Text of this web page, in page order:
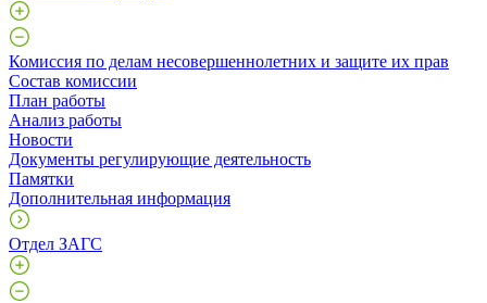
Комиссия по делам несовершеннолетних и защите их прав
Состав комиссии
План работы
Анализ работы
Новости
Документы регулирующие деятельность
Памятки
Дополнительная информация
Отдел ЗАГС